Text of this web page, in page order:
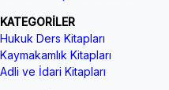
KATEGORİLER
Hukuk Ders Kitapları
Kaymakamlık Kitapları
Adli ve İdari Kitapları